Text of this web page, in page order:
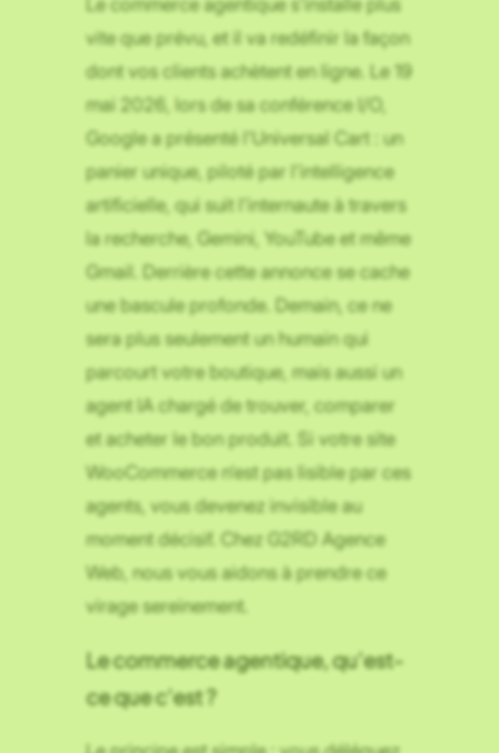
Le commerce agentique s’installe plus
vite que prévu, et il va redéfinir la façon
dont vos clients achètent en ligne. Le 19
mai 2026, lors de sa conférence I/O,
Google a présenté l’Universal Cart : un
panier unique, piloté par l’intelligence
artificielle, qui suit l’internaute à travers
la recherche, Gemini, YouTube et même
Gmail. Derrière cette annonce se cache
une bascule profonde. Demain, ce ne
sera plus seulement un humain qui
parcourt votre boutique, mais aussi un
agent IA chargé de trouver, comparer
et acheter le bon produit. Si votre site
WooCommerce n’est pas lisible par ces
agents, vous devenez invisible au
moment décisif. Chez G2RD Agence
Web, nous vous aidons à prendre ce
virage sereinement.
Le commerce agentique, qu’est-
ce que c’est ?